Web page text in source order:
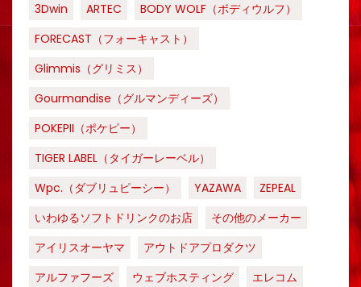
3Dwin ARTEC
BODY WOLF（ボディウルフ）
FORECAST（フォーキャスト）
Glimmis（グリミス）
Gourmandise（グルマンディーズ）
POKEPII（ポケピー）
TIGER LABEL（タイガーレーベル）
Wpc.（ダブリュピーシー）
YAZAWA
ZEPEAL
いわゆるソフトドリンクのお店
その他のメーカー
アイリスオーヤマ
アウトドアプロダクツ
アルファフーズ
ウェブホスティング
エレコム